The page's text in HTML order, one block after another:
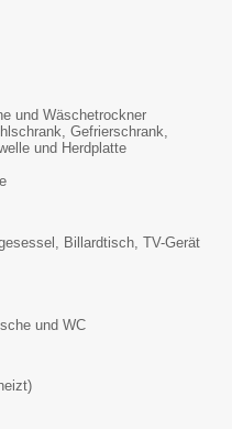
und Wäschetrockner
Gefrierschrank,
und Herdplatte
Billardtisch, TV-Gerät
und WC